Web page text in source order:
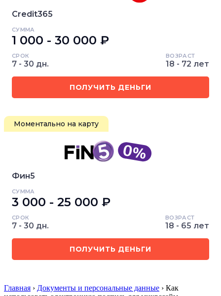
Credit365
СУММА
1 000 - 30 000 ₽
СРОК
7 - 30 дн.
ВОЗРАСТ
18 - 72 лет
ПОЛУЧИТЬ ДЕНЬГИ
Моментально на карту
Фин5
СУММА
3 000 - 25 000 ₽
СРОК
7 - 30 дн.
ВОЗРАСТ
18 - 65 лет
ПОЛУЧИТЬ ДЕНЬГИ
Главная › Документы и персональные данные › Как